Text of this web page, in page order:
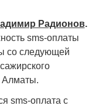
Радионов.
sms-оплаты
со следующей
Алматы.
sms-оплата с